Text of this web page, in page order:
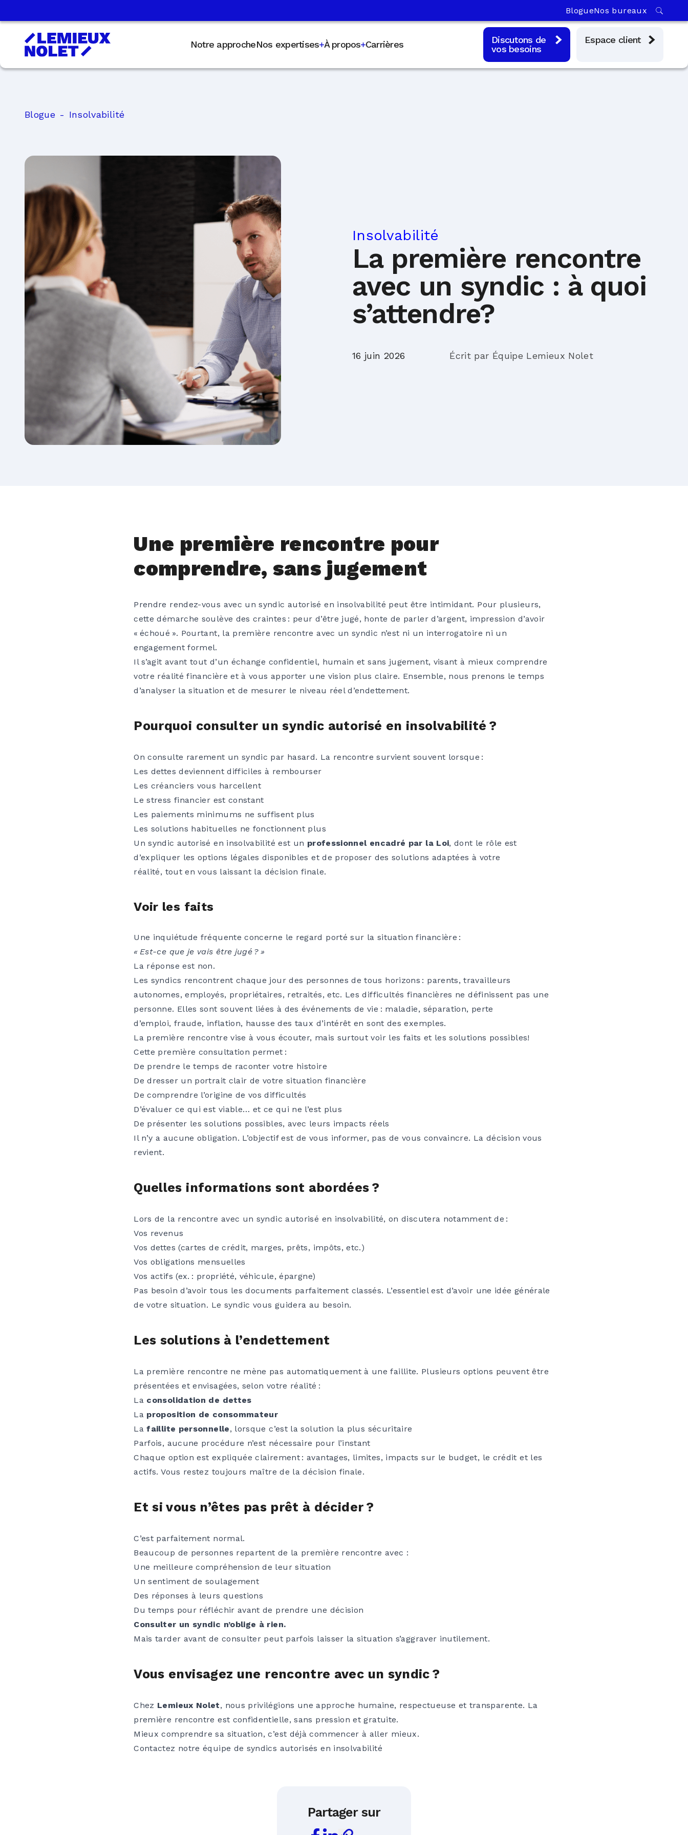
BlogueNos bureaux
Notre approcheNos expertises À propos Carrières
Discutons de
vos besoins
Espace client
Blogue Insolvabilité
Insolvabilité
La première rencontre
avec un syndic : à quoi
s’attendre?
16 juin 2026 Écrit par Équipe Lemieux Nolet
Une première rencontre pour
comprendre, sans jugement
Prendre rendez-vous avec un syndic autorisé en insolvabilité peut être intimidant. Pour plusieurs,
cette démarche soulève des craintes : peur d’être jugé, honte de parler d’argent, impression d’avoir
« échoué ». Pourtant, la première rencontre avec un syndic n’est ni un interrogatoire ni un
engagement formel.
Il s’agit avant tout d’un échange confidentiel, humain et sans jugement, visant à mieux comprendre
votre réalité financière et à vous apporter une vision plus claire. Ensemble, nous prenons le temps
d’analyser la situation et de mesurer le niveau réel d’endettement.
Pourquoi consulter un syndic autorisé en insolvabilité ?
On consulte rarement un syndic par hasard. La rencontre survient souvent lorsque :
Les dettes deviennent difficiles à rembourser
Les créanciers vous harcellent
Le stress financier est constant
Les paiements minimums ne suffisent plus
Les solutions habituelles ne fonctionnent plus
Un syndic autorisé en insolvabilité est un professionnel encadré par la Loi, dont le rôle est
d’expliquer les options légales disponibles et de proposer des solutions adaptées à votre
réalité, tout en vous laissant la décision finale.
Voir les faits
Une inquiétude fréquente concerne le regard porté sur la situation financière :
« Est-ce que je vais être jugé ? »
La réponse est non.
Les syndics rencontrent chaque jour des personnes de tous horizons : parents, travailleurs
autonomes, employés, propriétaires, retraités, etc. Les difficultés financières ne définissent pas une
personne. Elles sont souvent liées à des événements de vie : maladie, séparation, perte
d’emploi, fraude, inflation, hausse des taux d’intérêt en sont des exemples.
La première rencontre vise à vous écouter, mais surtout voir les faits et les solutions possibles!
Cette première consultation permet :
De prendre le temps de raconter votre histoire
De dresser un portrait clair de votre situation financière
De comprendre l’origine de vos difficultés
D’évaluer ce qui est viable… et ce qui ne l’est plus
De présenter les solutions possibles, avec leurs impacts réels
Il n’y a aucune obligation. L’objectif est de vous informer, pas de vous convaincre. La décision vous
revient.
Quelles informations sont abordées ?
Lors de la rencontre avec un syndic autorisé en insolvabilité, on discutera notamment de :
Vos revenus
Vos dettes (cartes de crédit, marges, prêts, impôts, etc.)
Vos obligations mensuelles
Vos actifs (ex. : propriété, véhicule, épargne)
Pas besoin d’avoir tous les documents parfaitement classés. L’essentiel est d’avoir une idée générale
de votre situation. Le syndic vous guidera au besoin.
Les solutions à l’endettement
La première rencontre ne mène pas automatiquement à une faillite. Plusieurs options peuvent être
présentées et envisagées, selon votre réalité :
La consolidation de dettes
La proposition de consommateur
Lafaillite personnelle, lorsque c’est la solution la plus sécuritaire
Parfois, aucune procédure n’est nécessaire pour l’instant
Chaque option est expliquée clairement : avantages, limites, impacts sur le budget, le crédit et les
actifs. Vous restez toujours maître de la décision finale.
Et si vous n’êtes pas prêt à décider ?
C’est parfaitement normal.
Beaucoup de personnes repartent de la première rencontre avec :
Une meilleure compréhension de leur situation
Un sentiment de soulagement
Des réponses à leurs questions
Du temps pour réfléchir avant de prendre une décision
Consulter un syndic n’oblige à rien.
Mais tarder avant de consulter peut parfois laisser la situation s’aggraver inutilement.
Vous envisagez une rencontre avec un syndic ?
Chez Lemieux Nolet, nous privilégions une approche humaine, respectueuse et transparente. La
première rencontre est confidentielle, sans pression et gratuite.
Mieux comprendre sa situation, c’est déjà commencer à aller mieux.
Contactez notre équipe de syndics autorisés en insolvabilité
Partager sur